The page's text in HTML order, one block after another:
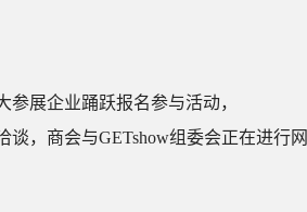
展企业踊跃报名参与活动，
谈，商会与GETshow组委会正在进行